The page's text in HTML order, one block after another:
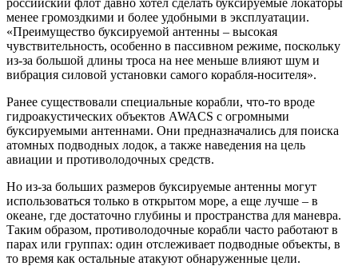
менее громоздкими и более удобными в эксплуатации.
«Преимущество буксируемой антенны – высокая
чувствительность, особенно в пассивном режиме, поскольку
из-за большой длины троса на нее меньше влияют шум и
вибрация силовой установки самого корабля-носителя».
Ранее существовали специальные корабли, что-то вроде
гидроакустических объектов AWACS с огромными
буксируемыми антеннами. Они предназначались для поиска
атомных подводных лодок, а также наведения на цель
авиации и противолодочных средств.
Но из-за больших размеров буксируемые антенны могут
использоваться только в открытом море, а еще лучше – в
океане, где достаточно глубины и пространства для маневра.
Таким образом, противолодочные корабли часто работают в
парах или группах: один отслеживает подводные объекты, в
то время как остальные атакуют обнаруженные цели.